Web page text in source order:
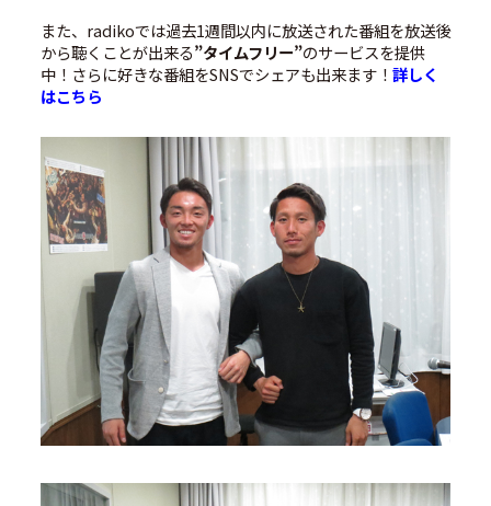
また、radikoでは過去1週間以内に放送された番組を放送後
から聴くことが出来る”タイムフリー”のサービスを提供
中！さらに好きな番組をSNSでシェアも出来ます！ 詳しく
はこちら